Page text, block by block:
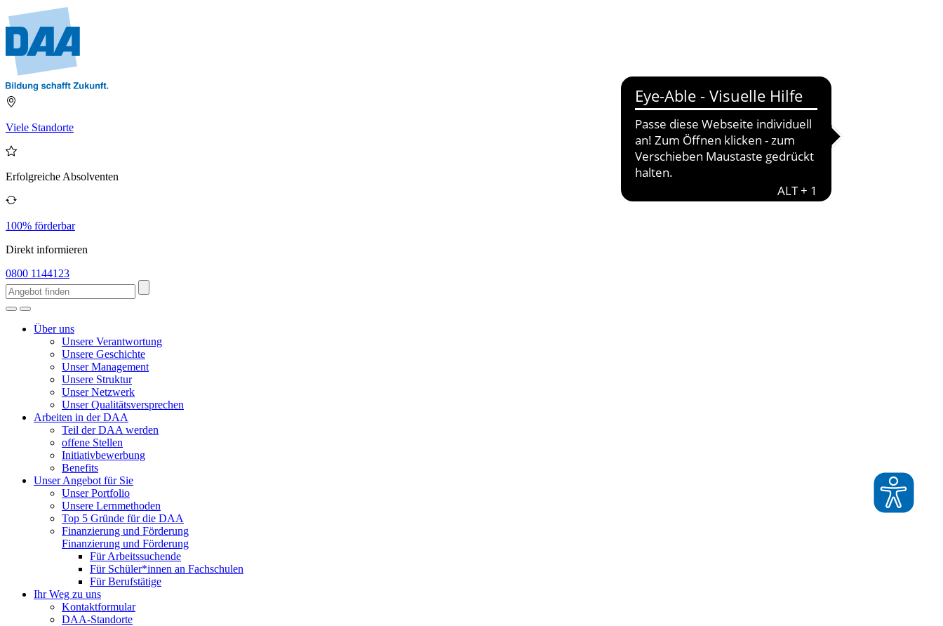
Viele Standorte
Erfolgreiche Absolventen
100% förderbar
Direkt informieren
0800 1144123
Über uns
Unsere Verantwortung
Unsere Geschichte
Unser Management
Unsere Struktur
Unser Netzwerk
Unser Qualitätsversprechen
Arbeiten in der DAA
Teil der DAA werden
offene Stellen
Initiativbewerbung
Benefits
Unser Angebot für Sie
Unser Portfolio
Unsere Lernmethoden
Top 5 Gründe für die DAA
Finanzierung und Förderung
Finanzierung und Förderung
Für Arbeitssuchende
Für Schüler*innen an Fachschulen
Für Berufstätige
Ihr Weg zu uns
Kontaktformular
DAA-Standorte